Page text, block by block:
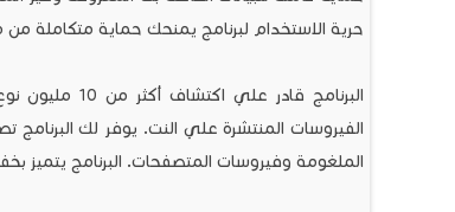
حرية الاستخدام لبرنامج يمنحك حماية متكاملة من
البرنامج قادر
الفيروسات المنتشرة علي النت. يوفر لك البرنامج
الملغومة وفيروسات المتصفحات. البرنامج يتميز